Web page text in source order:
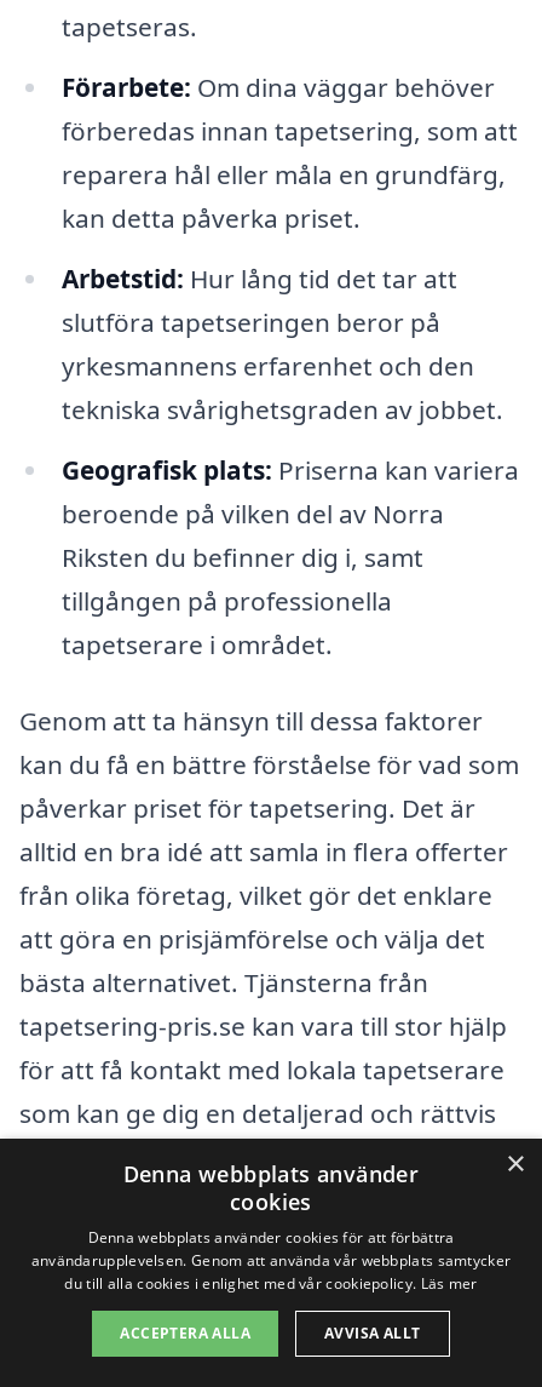
tapetseras.
Förarbete: Om dina väggar behöver
förberedas innan tapetsering, som att
reparera hål eller måla en grundfärg,
kan detta påverka priset.
Arbetstid: Hur lång tid det tar att
slutföra tapetseringen beror på
yrkesmannens erfarenhet och den
tekniska svårighetsgraden av jobbet.
Geografisk plats: Priserna kan variera
beroende på vilken del av Norra
Riksten du befinner dig i, samt
tillgången på professionella
tapetserare i området.
Genom att ta hänsyn till dessa faktorer
kan du få en bättre förståelse för vad som
påverkar priset för tapetsering. Det är
alltid en bra idé att samla in flera offerter
från olika företag, vilket gör det enklare
att göra en prisjämförelse och välja det
bästa alternativet. Tjänsterna från
tapetsering-pris.se kan vara till stor hjälp
för att få kontakt med lokala tapetserare
som kan ge dig en detaljerad och rättvis
uppskattning baserat på dina specifika
Oavsett projektets storlek och omfattning
är det viktigt att välja en pålitlig och
erfaren tapetserare. Genom att noggrant
×
Denna webbplats använder
cookies
Denna webbplats använder cookies för att förbättra
användarupplevelsen. Genom att använda vår webbplats samtycker
du till alla cookies i enlighet med vår cookiepolicy. Läs mer
ACCEPTERA ALLA AVVISA ALLT